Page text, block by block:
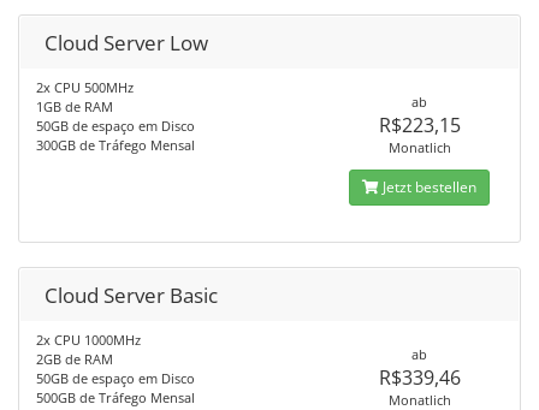
Cloud Server Low
2x CPU 500MHz
1GB de RAM
50GB de espaço em Disco
300GB de Tráfego Mensal
ab
R$223,15
Monatlich
Jetzt bestellen
Cloud Server Basic
2x CPU 1000MHz
2GB de RAM
50GB de espaço em Disco
500GB de Tráfego Mensal
ab
R$339,46
Monatlich